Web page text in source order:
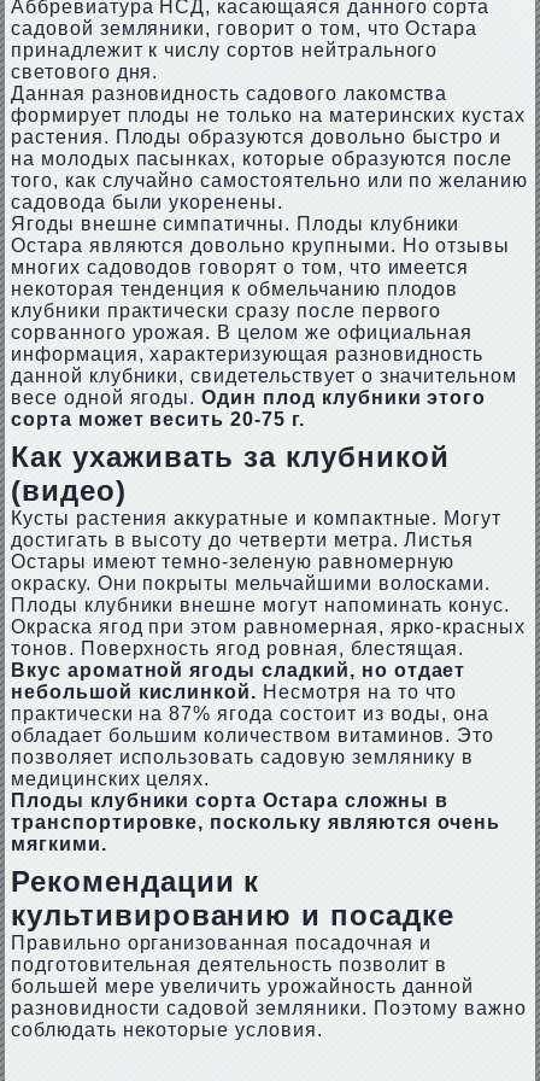
Аббревиатура НСД, касающаяся данного сорта
садовой земляники, говорит о том, что Остара
принадлежит к числу сортов нейтрального
светового дня.
Данная разновидность садового лакомства
формирует плоды не только на материнских кустах
растения. Плоды образуются довольно быстро и
на молодых пасынках, которые образуются после
того, как случайно самостоятельно или по желанию
садовода были укоренены.
Ягоды внешне симпатичны. Плоды клубники
Остара являются довольно крупными. Но отзывы
многих садоводов говорят о том, что имеется
некоторая тенденция к обмельчанию плодов
клубники практически сразу после первого
сорванного урожая. В целом же официальная
информация, характеризующая разновидность
данной клубники, свидетельствует о значительном
весе одной ягоды.Один плод клубники этого
сорта может весить 20-75 г.
Как ухаживать за клубникой
(видео)
Кусты растения аккуратные и компактные. Могут
достигать в высоту до четверти метра. Листья
Остары имеют темно-зеленую равномерную
окраску. Они покрыты мельчайшими волосками.
Плоды клубники внешне могут напоминать конус.
Окраска ягод при этом равномерная, ярко-красных
тонов. Поверхность ягод ровная, блестящая.
Вкус ароматной ягоды сладкий, но отдает
небольшой кислинкой. Несмотря на то что
практически на 87% ягода состоит из воды, она
обладает большим количеством витаминов. Это
позволяет использовать садовую землянику в
медицинских целях.
Плоды клубники сорта Остара сложны в
транспортировке, поскольку являются очень
мягкими.
Рекомендации к
культивированию и посадке
Правильно организованная посадочная и
подготовительная деятельность позволит в
большей мере увеличить урожайность данной
разновидности садовой земляники. Поэтому важно
соблюдать некоторые условия.